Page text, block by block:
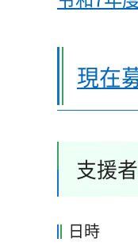
現在
支援
日時